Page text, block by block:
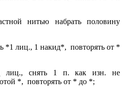
нитью набрать половину
*1 лиц., 1 накид*, повторять от *
лиц., снять 1 п. как изн. не
*, повторять от * до *;